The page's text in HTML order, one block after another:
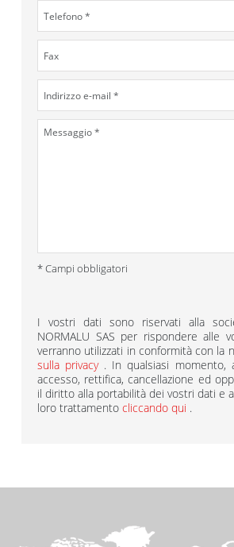
* Campi obbligatori
I vostri dati sono riservati alla
NORMALU SAS per rispondere alle
verranno utilizzati in conformità con la
sulla privacy . In qualsiasi momento,
accesso, rettifica, cancellazione ed
il diritto alla portabilità dei vostri dati e
loro trattamento cliccando qui .